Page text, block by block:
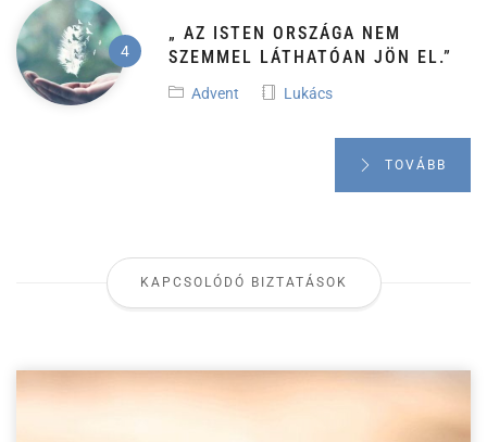
„ AZ ISTEN ORSZÁGA NEM
SZEMMEL LÁTHATÓAN JÖN EL.”
Advent Lukács
TOVÁBB
KAPCSOLÓDÓ BIZTATÁSOK